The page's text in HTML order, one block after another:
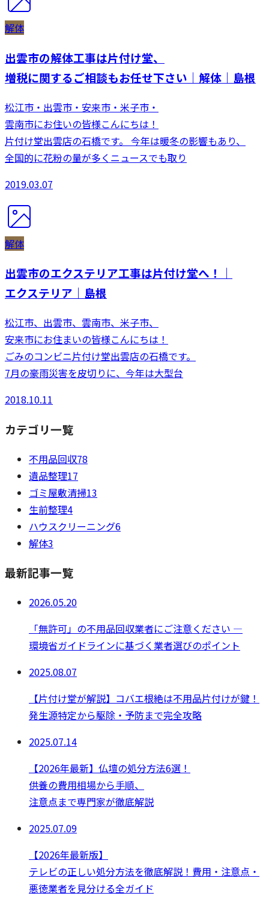
解体
出雲市の解体工事は片付け堂、
増税に関するご相談もお任せ下さい｜解体｜島根
松江市・出雲市・安来市・米子市・
雲南市にお住いの皆様こんにちは！
片付け堂出雲店の石橋です。 今年は暖冬の影響もあり、
全国的に花粉の量が多くニュースでも取り
2019.03.07
解体
出雲市のエクステリア工事は片付け堂へ！｜
エクステリア｜島根
松江市、出雲市、雲南市、米子市、
安来市にお住まいの皆様こんにちは！
ごみのコンビニ片付け堂出雲店の石橋です。
7月の豪雨災害を皮切りに、今年は大型台
2018.10.11
カテゴリ一覧
不用品回収78
遺品整理17
ゴミ屋敷清掃13
生前整理4
ハウスクリーニング6
解体3
最新記事一覧
2026.05.20
「無許可」の不用品回収業者にご注意ください —
環境省ガイドラインに基づく業者選びのポイント
2025.08.07
【片付け堂が解説】コバエ根絶は不用品片付けが鍵！
発生源特定から駆除・予防まで完全攻略
2025.07.14
【2026年最新】仏壇の処分方法6選！
供養の費用相場から手順、
注意点まで専門家が徹底解説
2025.07.09
【2026年最新版】
テレビの正しい処分方法を徹底解説！費用・注意点・
悪徳業者を見分ける全ガイド